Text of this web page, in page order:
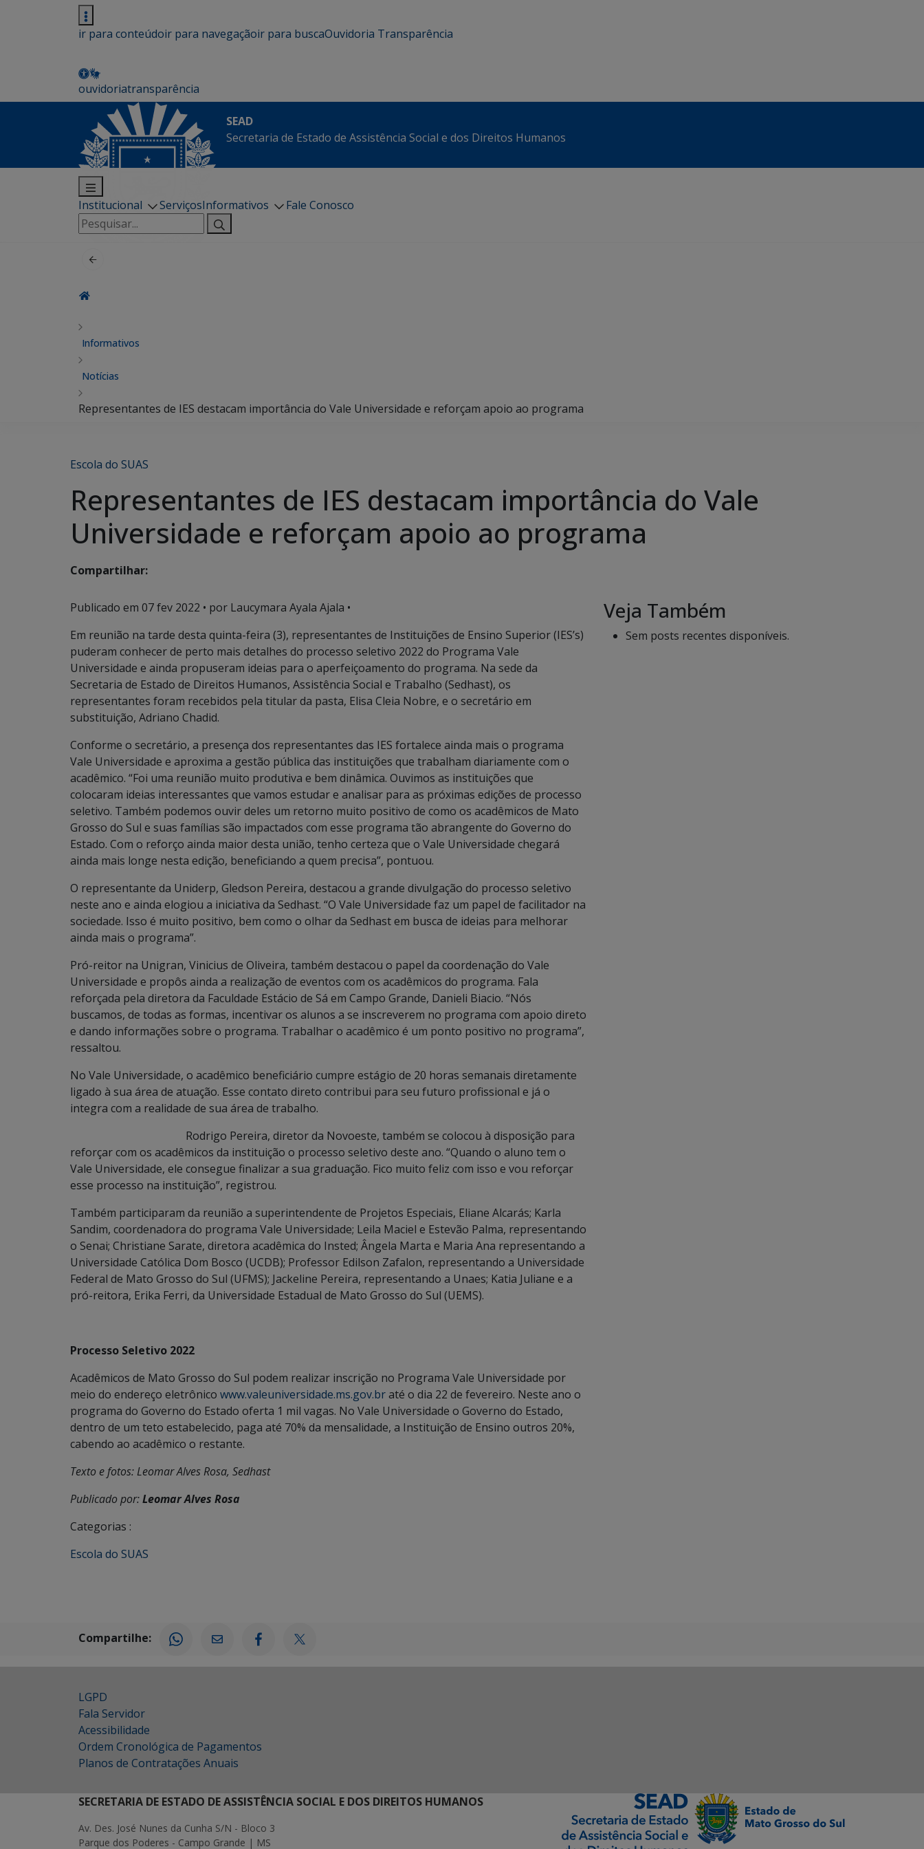
ir para conteúdoir para navegaçãoir para buscaOuvidoria Transparência
ouvidoriatransparência
SEAD
Secretaria de Estado de Assistência Social e dos Direitos Humanos
Institucional ServiçosInformativos
Fale Conosco
Pesquisar
por:
Informativos
Notícias
Representantes de IES destacam importância do Vale Universidade e reforçam apoio ao programa
Escola do SUAS
Representantes de IES destacam importância do Vale
Universidade e reforçam apoio ao programa
Compartilhar:
Publicado em 07 fev 2022 • por Laucymara Ayala Ajala •
Em reunião na tarde desta quinta-feira (3), representantes de Instituições de Ensino Superior (IES’s)
puderam conhecer de perto mais detalhes do processo seletivo 2022 do Programa Vale
Universidade e ainda propuseram ideias para o aperfeiçoamento do programa. Na sede da
Secretaria de Estado de Direitos Humanos, Assistência Social e Trabalho (Sedhast), os
representantes foram recebidos pela titular da pasta, Elisa Cleia Nobre, e o secretário em
substituição, Adriano Chadid.
Conforme o secretário, a presença dos representantes das IES fortalece ainda mais o programa
Vale Universidade e aproxima a gestão pública das instituições que trabalham diariamente com o
acadêmico. “Foi uma reunião muito produtiva e bem dinâmica. Ouvimos as instituições que
colocaram ideias interessantes que vamos estudar e analisar para as próximas edições de processo
seletivo. Também podemos ouvir deles um retorno muito positivo de como os acadêmicos de Mato
Grosso do Sul e suas famílias são impactados com esse programa tão abrangente do Governo do
Estado. Com o reforço ainda maior desta união, tenho certeza que o Vale Universidade chegará
ainda mais longe nesta edição, beneficiando a quem precisa”, pontuou.
O representante da Uniderp, Gledson Pereira, destacou a grande divulgação do processo seletivo
neste ano e ainda elogiou a iniciativa da Sedhast. “O Vale Universidade faz um papel de facilitador na
sociedade. Isso é muito positivo, bem como o olhar da Sedhast em busca de ideias para melhorar
ainda mais o programa”.
Pró-reitor na Unigran, Vinicius de Oliveira, também destacou o papel da coordenação do Vale
Universidade e propôs ainda a realização de eventos com os acadêmicos do programa. Fala
reforçada pela diretora da Faculdade Estácio de Sá em Campo Grande, Danieli Biacio. “Nós
buscamos, de todas as formas, incentivar os alunos a se inscreverem no programa com apoio direto
e dando informações sobre o programa. Trabalhar o acadêmico é um ponto positivo no programa”,
ressaltou.
No Vale Universidade, o acadêmico beneficiário cumpre estágio de 20 horas semanais diretamente
ligado à sua área de atuação. Esse contato direto contribui para seu futuro profissional e já o
integra com a realidade de sua área de trabalho.
Rodrigo Pereira, diretor da Novoeste, também se colocou à disposição para
reforçar com os acadêmicos da instituição o processo seletivo deste ano. “Quando o aluno tem o
Vale Universidade, ele consegue finalizar a sua graduação. Fico muito feliz com isso e vou reforçar
esse processo na instituição”, registrou.
Também participaram da reunião a superintendente de Projetos Especiais, Eliane Alcarás; Karla
Sandim, coordenadora do programa Vale Universidade; Leila Maciel e Estevão Palma, representando
o Senai; Christiane Sarate, diretora acadêmica do Insted; Ângela Marta e Maria Ana representando a
Universidade Católica Dom Bosco (UCDB); Professor Edilson Zafalon, representando a Universidade
Federal de Mato Grosso do Sul (UFMS); Jackeline Pereira, representando a Unaes; Katia Juliane e a
pró-reitora, Erika Ferri, da Universidade Estadual de Mato Grosso do Sul (UEMS).
Processo Seletivo 2022
Acadêmicos de Mato Grosso do Sul podem realizar inscrição no Programa Vale Universidade por
meio do endereço eletrônico www.valeuniversidade.ms.gov.braté o dia 22 de fevereiro. Neste ano o
programa do Governo do Estado oferta 1 mil vagas. No Vale Universidade o Governo do Estado,
dentro de um teto estabelecido, paga até 70% da mensalidade, a Instituição de Ensino outros 20%,
cabendo ao acadêmico o restante.
Texto e fotos: Leomar Alves Rosa, Sedhast
Publicado por:Leomar Alves Rosa
Categorias :
Escola do SUAS
Veja Também
Sem posts recentes disponíveis.
Compartilhe:
LGPD
Fala Servidor
Acessibilidade
Ordem Cronológica de Pagamentos
Planos de Contratações Anuais
SECRETARIA DE ESTADO DE ASSISTÊNCIA SOCIAL E DOS DIREITOS HUMANOS
Av. Des. José Nunes da Cunha S/N - Bloco 3
Parque dos Poderes - Campo Grande | MS